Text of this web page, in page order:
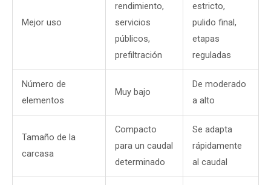
Mejor uso
rendimiento,
servicios
públicos,
prefiltración
estricto,
pulido final,
etapas
reguladas
Número de
elementos
Muy bajo
De moderado
a alto
Tamaño de la
carcasa
Compacto
para un caudal
determinado
Se adapta
rápidamente
al caudal